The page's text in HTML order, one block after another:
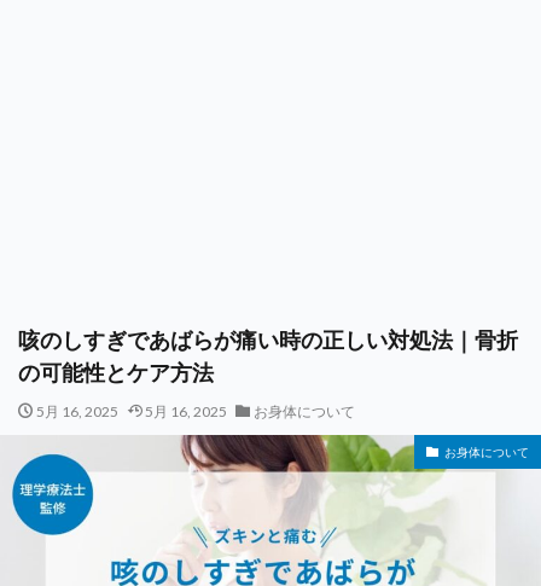
咳のしすぎであばらが痛い時の正しい対処法｜骨折
の可能性とケア方法
5月 16, 2025 5月 16, 2025 お身体について
お身体について